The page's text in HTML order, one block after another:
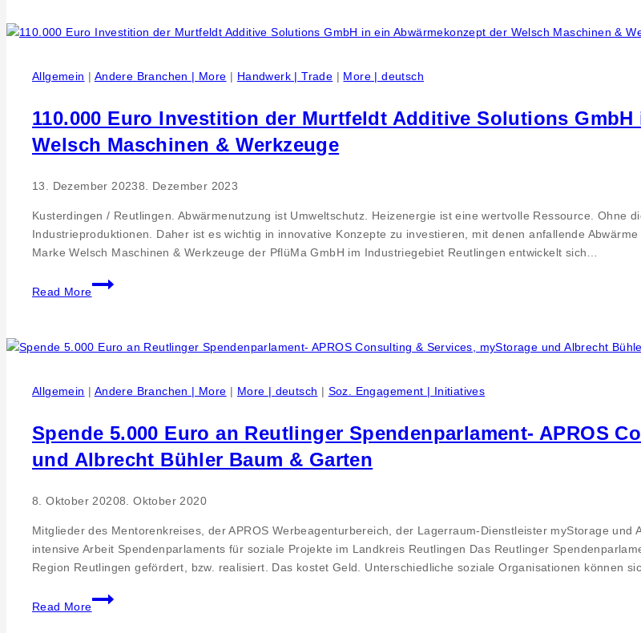
Allgemein | Andere Branchen | More | Handwerk | Trade | More | deutsch
110.000 Euro Investition der Murtfeldt Additive Solutions
Welsch Maschinen & Werkzeuge
13. Dezember 20238. Dezember 2023
Kusterdingen / Reutlingen. Abwärmenutzung ist Umweltschutz. Heizenergie ist eine wertvolle Ressource. Ohne
Industrieproduktionen. Daher ist es wichtig in innovative Konzepte zu investieren, mit denen anfallende
Marke Welsch Maschinen & Werkzeuge der PflüMa GmbH im Industriegebiet Reutlingen entwickelt sich…
Read More
110.000
Euro
Murtfeldt
Solutions
in
ein
Abwärmekonzept
Welsch
Werkzeuge
Allgemein | Andere Branchen | More | More | deutsch | Soz. Engagement | Initiatives
Spende 5.000 Euro an Reutlinger Spendenparlament- APROS
und Albrecht Bühler Baum & Garten
8. Oktober 20208. Oktober 2020
Mitglieder des Mentorenkreises, der APROS Werbeagenturbereich, der Lagerraum-Dienstleister myStorage
intensive Arbeit Spendenparlaments für soziale Projekte im Landkreis Reutlingen Das Reutlinger
Region Reutlingen gefördert, bzw. realisiert. Das kostet Geld. Unterschiedliche soziale Organisationen können
Read More
Spende
5.000